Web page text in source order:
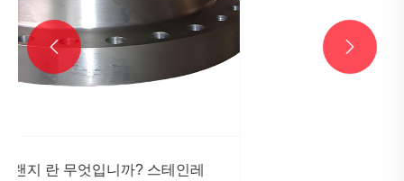
스테인레스 스틸 파이프 캡 : 산업 배관 시스
 